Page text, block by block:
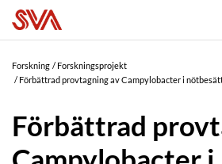
Forskning
Forskningsprojekt
Förbättrad provtagning av Campylobacter i
Förbättrad